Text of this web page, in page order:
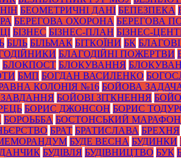
БЕОМЕТРИЧНІ ДАНІ БЕПЕЗПЕКА
БЕРЕГОВА ОХОРОНА БЕРЕГОВА
БІЗНЕС БІЗНЕС-ПЛАН БІЗНЕС-
БІЛЬ БІЛЬМАК БІТКОЇНИ БК
БЛАГОДІЙНІ ПОЖЕРТВИ
БЛОКПОСТ БЛОКУВАННЯ
БМП БОГДАН ВАСИЛЕНКО
КОЛОНІЯ №16 БОЙОВА
ЗАВДАННЯ БОЙОВІ ЗІТКНЕННЯ
БОРИС ДЖОНСОН БОРИС
БОРОЬББА БОСТОНСЬКИЙ МАРАФОН
БРАТ БРАТИСЛАВА БРЕХНЯ
БУДЕ ВЕСНА БУДИНКИ
БУДІВЛЯ БУДІВНИЦТВО БУК